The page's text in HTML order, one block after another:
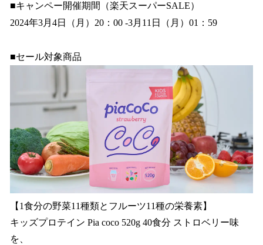
■キャンペー開催期間（楽天スーパーSALE）
2024年3月4日（月）20：00 -3月11日（月）01：59
■セール対象商品
【1食分の野菜11種類とフルーツ11種の栄養素】
キッズプロテイン Pia coco 520g 40食分 ストロベリー味
を、